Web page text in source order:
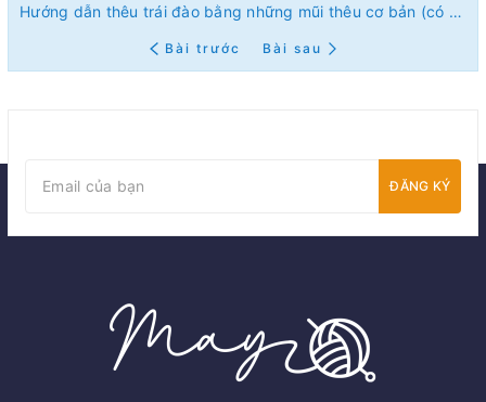
Hướng dẫn thêu trái đào bằng những mũi thêu cơ bản (có mẫu in)
Bài trước Bài sau
ĐĂNG KÝ